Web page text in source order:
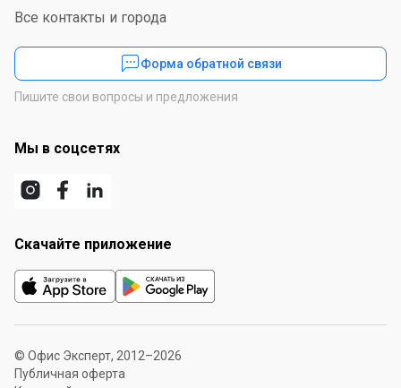
Все контакты и города
Форма обратной связи
Пишите свои вопросы и предложения
Мы в соцсетях
Скачайте приложение
© Офис Эксперт, 2012–2026
Публичная оферта